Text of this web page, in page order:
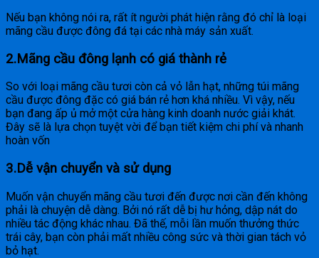
Nếu bạn không nói ra, rất ít người phát hiện rằng đó chỉ là loại
mãng cầu được đông đá tại các nhà máy sản xuất.
2.Mãng cầu đông lạnh có giá thành rẻ
So với loại mãng cầu tươi còn cả vỏ lẫn hạt, những túi mãng
cầu được đông đặc có giá bán rẻ hơn khá nhiều. Vì vậy, nếu
bạn đang ấp ủ mở một cửa hàng kinh doanh nước giải khát.
Đây sẽ là lựa chọn tuyệt vời để bạn tiết kiệm chi phí và nhanh
hoàn vốn
3.Dễ vận chuyển và sử dụng
Muốn vận chuyển mãng cầu tươi đến được nơi cần đến không
phải là chuyện dễ dàng. Bởi nó rất dễ bị hư hỏng, dập nát do
nhiều tác động khác nhau. Đã thế, mỗi lần muốn thưởng thức
trái cây, bạn còn phải mất nhiều công sức và thời gian tách vỏ
bỏ hạt.